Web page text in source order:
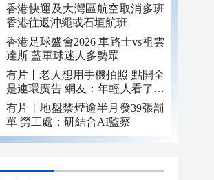
香港快運及大灣區航空取消多班
香港往返沖繩或石垣航班
香港足球盛會2026 車路士vs祖雲
達斯 藍軍球迷人多勢眾
有片丨老人想用手機拍照 點開全
是連環廣告 網友：年輕人看了都
迷糊 何況老年人
有片丨地盤禁煙逾半月發39張罰
單 勞工處：研結合AI監察